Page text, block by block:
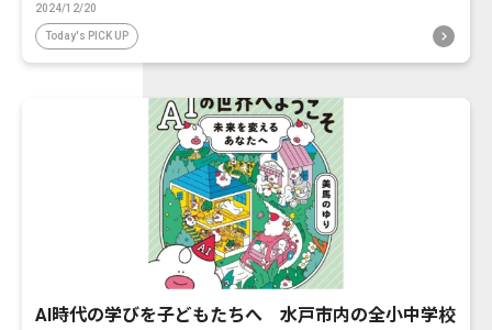
2024/12/20
Today's PICK UP
AI時代の学びを子どもたちへ 水戸市内の全小中学校